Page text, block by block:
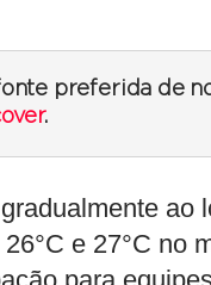
preferida de
.
ao
e 27°C no